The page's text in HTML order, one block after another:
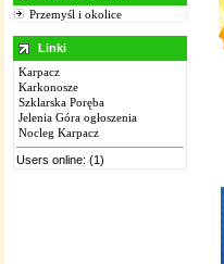
Przemyśl i okolice
Linki
Karpacz
Karkonosze
Szklarska Poręba
Jelenia Góra ogłoszenia
Nocleg Karpacz
Users online: (1)